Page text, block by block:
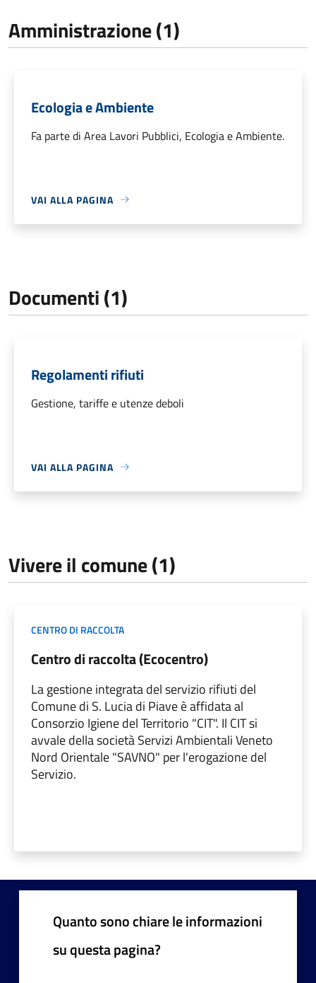
Amministrazione (1)
Ecologia e Ambiente
Fa parte di Area Lavori Pubblici, Ecologia e Ambiente.
VAI ALLA PAGINA
Documenti (1)
Regolamenti rifiuti
Gestione, tariffe e utenze deboli
VAI ALLA PAGINA
Vivere il comune (1)
CENTRO DI RACCOLTA
Centro di raccolta (Ecocentro)
La gestione integrata del servizio rifiuti del
Comune di S. Lucia di Piave è affidata al
Consorzio Igiene del Territorio "CIT". Il CIT si
avvale della società Servizi Ambientali Veneto
Nord Orientale "SAVNO" per l'erogazione del
Servizio.
Quanto sono chiare le informazioni
su questa pagina?